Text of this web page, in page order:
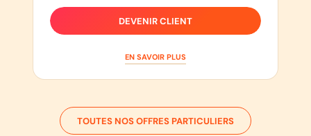
DEVENIR CLIENT
EN SAVOIR PLUS
TOUTES NOS OFFRES PARTICULIERS